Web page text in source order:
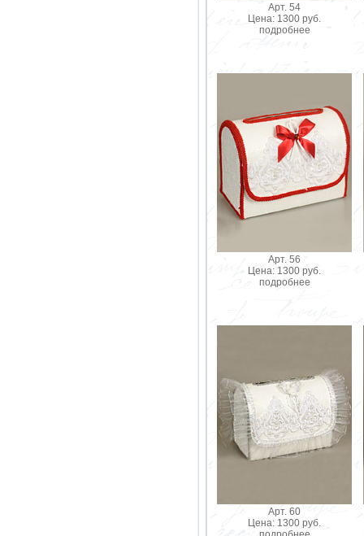
Арт. 54
Цена: 1300 руб.
подробнее
Арт. 56
Цена: 1300 руб.
подробнее
Арт. 60
Цена: 1300 руб.